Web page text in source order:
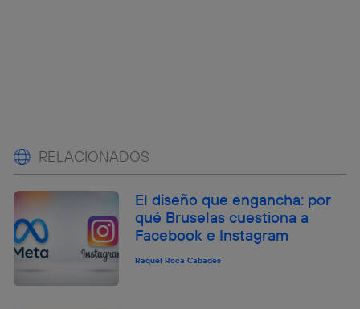
RELACIONADOS
El diseño que engancha: por
qué Bruselas cuestiona a
Facebook e Instagram
Raquel Roca Cabades